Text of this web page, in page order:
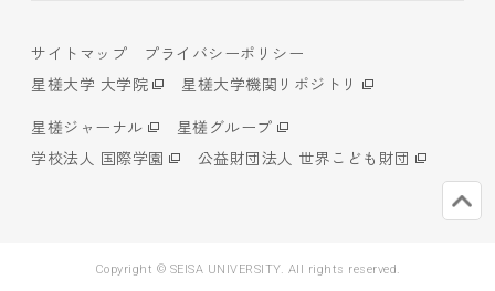
サイトマップ
プライバシーポリシー
星槎大学 大学院
星槎大学機関リポジトリ
星槎ジャーナル
星槎グループ
学校法人 国際学園
公益財団法人 世界こども財団
Copyright © SEISA UNIVERSITY. All rights reserved.